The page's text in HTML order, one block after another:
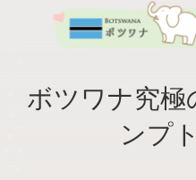
ボツワナ究極
ンプ